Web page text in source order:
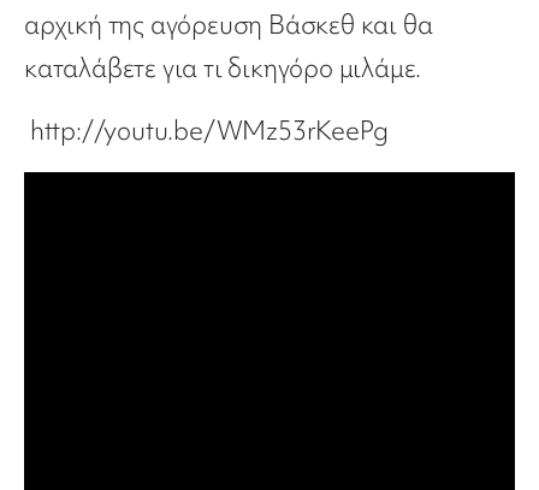
αρχική της αγόρευση Βάσκεθ και θα
καταλάβετε για τι δικηγόρο μιλάμε.
http://youtu.be/WMz53rKeePg